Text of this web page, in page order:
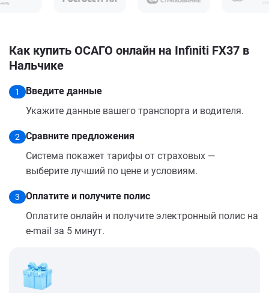
Как купить ОСАГО онлайн на Infiniti FX37 в
Нальчике
1
Введите данные
Укажите данные вашего транспорта и водителя.
2
Сравните предложения
Система покажет тарифы от страховых —
выберите лучший по цене и условиям.
3
Оплатите и получите полис
Оплатите онлайн и получите электронный полис на
e-mail за 5 минут.